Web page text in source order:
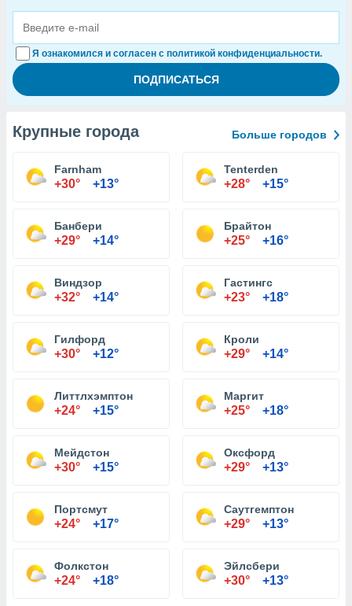
Я ознакомился и согласен с политикой конфиденциальности.
Крупные города Больше городов
Farnham
+30° +13°
Tenterden
+28° +15°
Банбери
+29° +14°
Брайтон
+25° +16°
Виндзор
+32° +14°
Гастингс
+23° +18°
Гилфорд
+30° +12°
Кроли
+29° +14°
Литтлхэмптон
+24° +15°
Маргит
+25° +18°
Мейдстон
+30° +15°
Оксфорд
+29° +13°
Портсмут
+24° +17°
Саутгемптон
+29° +13°
Фолкстон
+24° +18°
Эйлсбери
+30° +13°